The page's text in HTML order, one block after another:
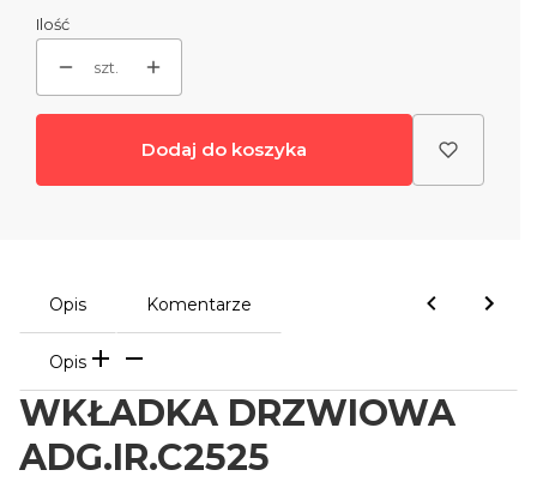
Ilość
szt.
Dodaj do koszyka
Opis Komentarze
Opis
WKŁADKA DRZWIOWA
ADG.IR.C2525